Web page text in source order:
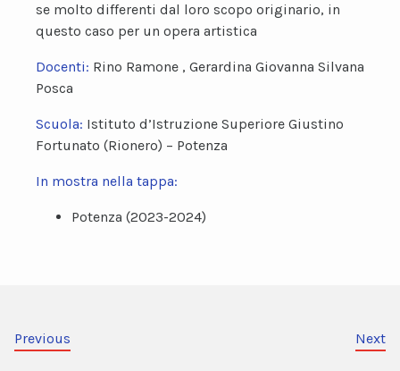
se molto differenti dal loro scopo originario, in
questo caso per un opera artistica
Docenti: Rino Ramone , Gerardina Giovanna Silvana
Posca
Scuola: Istituto d’Istruzione Superiore Giustino
Fortunato (Rionero) – Potenza
In mostra nella tappa:
Potenza (2023-2024)
Previous Next